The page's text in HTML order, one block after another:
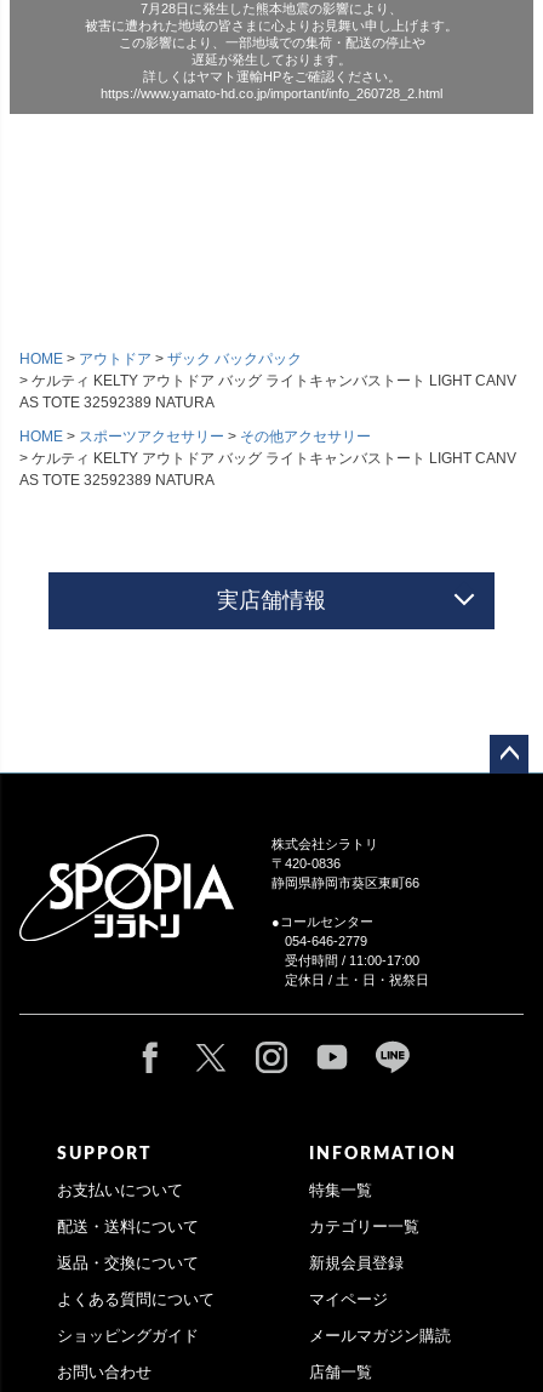
7月28日に発生した熊本地震の影響により、
被害に遭われた地域の皆さまに心よりお見舞い申し上げます。
この影響により、一部地域での集荷・配送の停止や
遅延が発生しております。
詳しくはヤマト運輸HPをご確認ください。
https://www.yamato-hd.co.jp/important/info_260728_2.html
HOME アウトドア
ザック バックパック
ケルティ KELTY アウトドア バッグ ライトキャンバストート LIGHT CANV
AS TOTE 32592389 NATURA
HOME
スポーツアクセサリー
その他アクセサリー
ケルティ KELTY アウトドア バッグ ライトキャンバストート LIGHT CANV
AS TOTE 32592389 NATURA
実店舗情報
株式会社シラトリ
〒420-0836
静岡県静岡市葵区東町66
●コールセンター
054-646-2779
受付時間 / 11:00-17:00
定休日 / 土・日・祝祭日
SUPPORT
お支払いについて
配送・送料について
返品・交換について
よくある質問について
ショッピングガイド
お問い合わせ
INFORMATION
特集一覧
カテゴリー一覧
新規会員登録
マイページ
メールマガジン購読
店舗一覧